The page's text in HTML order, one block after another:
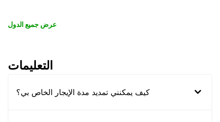
عرض جميع الدول
التعليمات
كيف يمكنني تمديد مدة الإيجار الخاص بي؟